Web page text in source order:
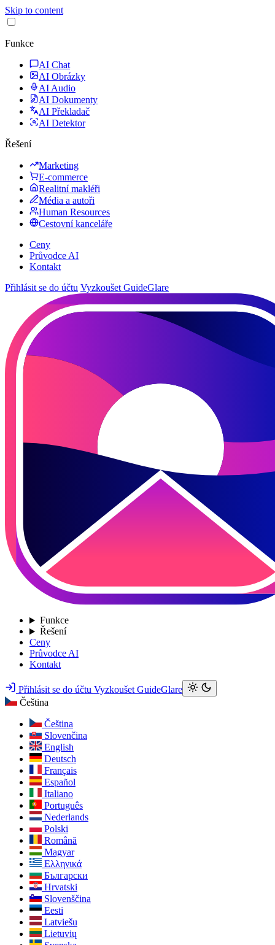
Skip to content
Funkce
AI Chat
AI Obrázky
AI Audio
AI Dokumenty
AI Překladač
AI Detektor
Řešení
Marketing
E-commerce
Realitní makléři
Média a autoři
Human Resources
Cestovní kanceláře
Ceny
Průvodce AI
Kontakt
Přihlásit se do účtu Vyzkoušet GuideGlare
Funkce
Řešení
Ceny
Průvodce AI
Kontakt
Přihlásit se do účtu Vyzkoušet GuideGlare
Čeština
Čeština
Slovenčina
English
Deutsch
Français
Español
Italiano
Português
Nederlands
Polski
Română
Magyar
Ελληνικά
Български
Hrvatski
Slovenščina
Eesti
Latviešu
Lietuvių